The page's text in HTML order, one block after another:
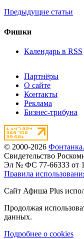
Предыдущие статьи
Фишки
Календарь в RSS
Партнёры
О сайте
Контакты
Реклама
Бизнес-трибуна
© 2000-2026
Свидетельство
Эл № ФС 77-66333 от
Правила
Сайт Афиша Plus
Продолжая
данных.
Подробнее о cookies